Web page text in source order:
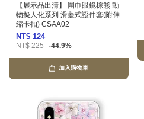
【展示品出清】 圍巾眼鏡棕熊 動
物擬人化系列 滑蓋式證件套(附伸
縮卡扣) CSAA02
NT$ 124
NT$ 225 -44.9%
加入購物車